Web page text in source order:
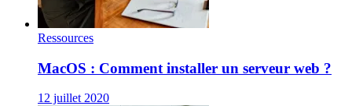
Ressources
MacOS : Comment installer un serveur web ?
12 juillet 2020